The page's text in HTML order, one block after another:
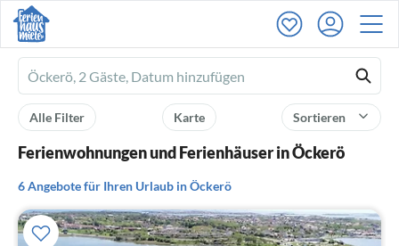
Ferienhausmiete
logo
Sortieren
Karte
Alle Filter
Ferienwohnungen und Ferienhäuser in Öckerö
6 Angebote für Ihren Urlaub in Öckerö